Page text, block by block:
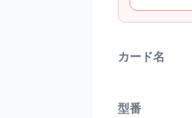
カード名
型番